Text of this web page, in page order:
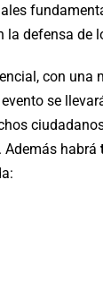
defensa de
con
se
Además habrá